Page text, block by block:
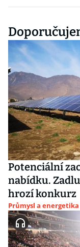
Potenciální
nabídku.
hrozí konkurz
Průmysl a energetika